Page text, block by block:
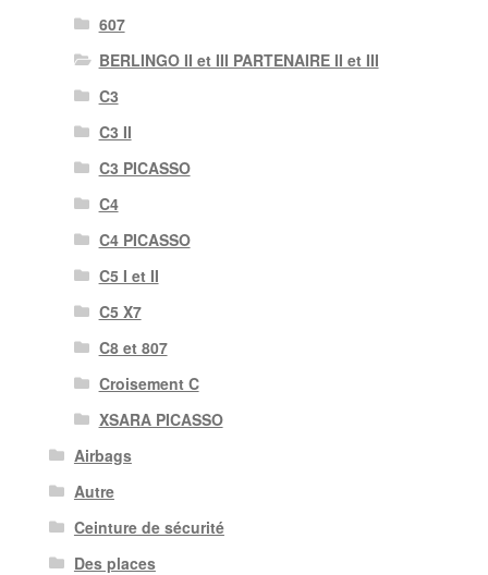
607
BERLINGO II et III PARTENAIRE II et III
C3
C3 II
C3 PICASSO
C4
C4 PICASSO
C5 I et II
C5 X7
C8 et 807
Croisement C
XSARA PICASSO
Airbags
Autre
Ceinture de sécurité
Des places